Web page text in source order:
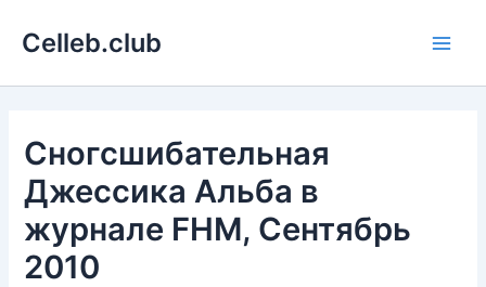
Celleb.club
Сногсшибательная
Джессика Альба в
журнале FHM, Сентябрь
2010